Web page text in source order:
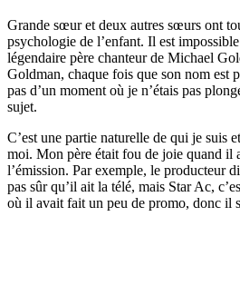
Grande sœur et deux autres sœurs ont
psychologie de l’enfant. Il est
légendaire père chanteur de Michael
Goldman, chaque fois que son nom est
pas d’un moment où je n’étais pas
sujet.
C’est une partie naturelle de qui je suis
moi. Mon père était fou de joie quand il
l’émission. Par exemple, le producteur
pas sûr qu’il ait la télé, mais Star Ac,
où il avait fait un peu de promo, donc il